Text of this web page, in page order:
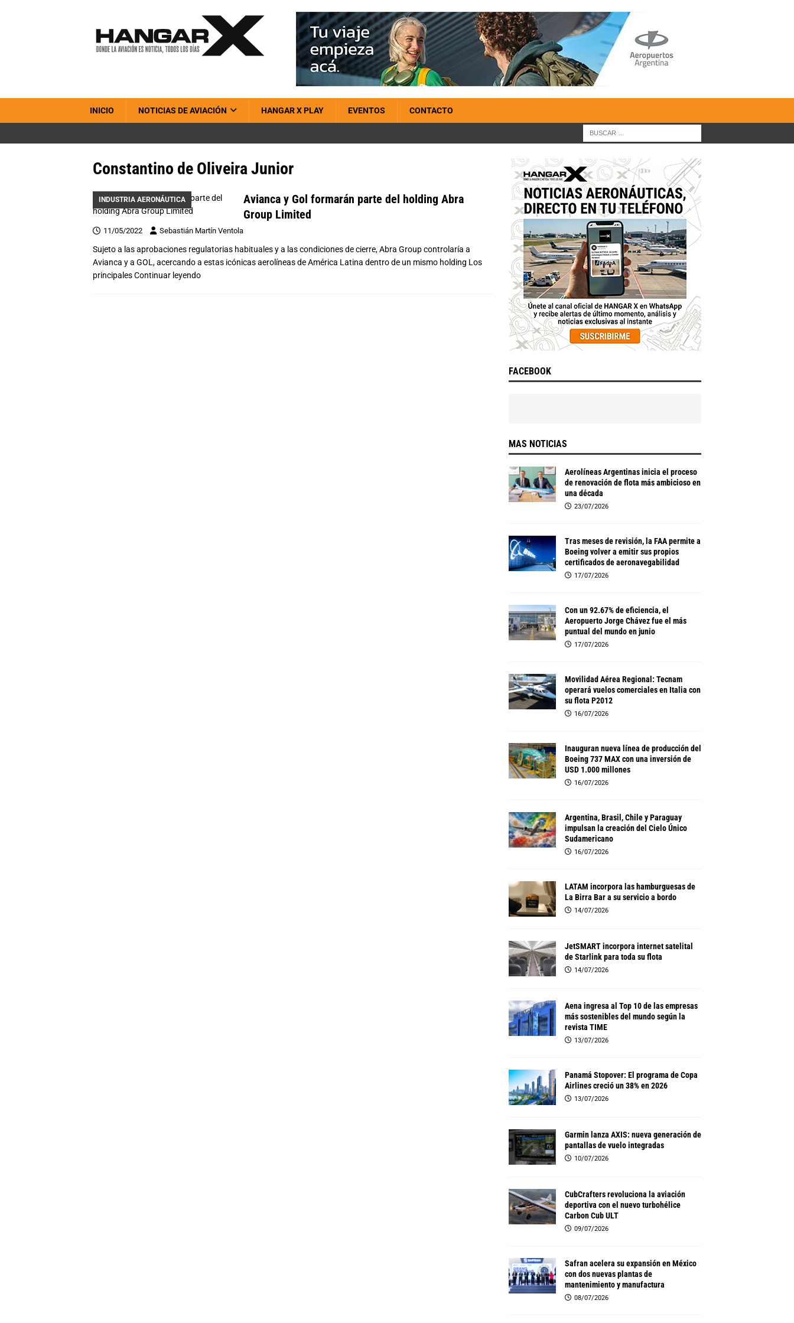
INICIO NOTICIAS DE AVIACIÓN HANGAR X PLAY EVENTOS CONTACTO
Constantino de Oliveira Junior
INDUSTRIA AERONÁUTICA
Avianca y Gol formarán parte del holding Abra
Group Limited
11/05/2022 Sebastián Martín Ventola
Sujeto a las aprobaciones regulatorias habituales y a las condiciones de cierre, Abra Group controlaría a
Avianca y a GOL, acercando a estas icónicas aerolíneas de América Latina dentro de un mismo holding Los
principalesContinuar leyendo
FACEBOOK
MAS NOTICIAS
Aerolíneas Argentinas inicia el proceso
de renovación de flota más ambicioso en
una década
23/07/2026
Tras meses de revisión, la FAA permite a
Boeing volver a emitir sus propios
certificados de aeronavegabilidad
17/07/2026
Con un 92.67% de eficiencia, el
Aeropuerto Jorge Chávez fue el más
puntual del mundo en junio
17/07/2026
Movilidad Aérea Regional: Tecnam
operará vuelos comerciales en Italia con
su flota P2012
16/07/2026
Inauguran nueva línea de producción del
Boeing 737 MAX con una inversión de
USD 1.000 millones
16/07/2026
Argentina, Brasil, Chile y Paraguay
impulsan la creación del Cielo Único
Sudamericano
16/07/2026
LATAM incorpora las hamburguesas de
La Birra Bar a su servicio a bordo
14/07/2026
JetSMART incorpora internet satelital
de Starlink para toda su flota
14/07/2026
Aena ingresa al Top 10 de las empresas
más sostenibles del mundo según la
revista TIME
13/07/2026
Panamá Stopover: El programa de Copa
Airlines creció un 38% en 2026
13/07/2026
Garmin lanza AXIS: nueva generación de
pantallas de vuelo integradas
10/07/2026
CubCrafters revoluciona la aviación
deportiva con el nuevo turbohélice
Carbon Cub ULT
09/07/2026
Safran acelera su expansión en México
con dos nuevas plantas de
mantenimiento y manufactura
08/07/2026